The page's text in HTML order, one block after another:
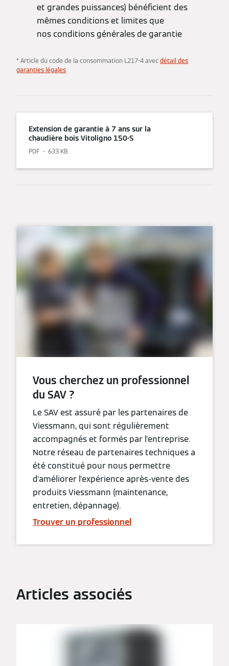
et grandes puissances) bénéficient des
mêmes conditions et limites que
nos conditions générales de garantie
* Article du code de la consommation L217-4 avec détail des
garanties légales
Extension de garantie à 7 ans sur la
chaudière bois Vitoligno 150-S
PDF 633 KB
Vous cherchez un professionnel
du SAV ?
Le SAV est assuré par les partenaires de
Viessmann, qui sont régulièrement
accompagnés et formés par l'entreprise.
Notre réseau de partenaires techniques a
été constitué pour nous permettre
d'améliorer l'expérience après-vente des
produits Viessmann (maintenance,
entretien, dépannage).
Trouver un professionnel
Articles associés